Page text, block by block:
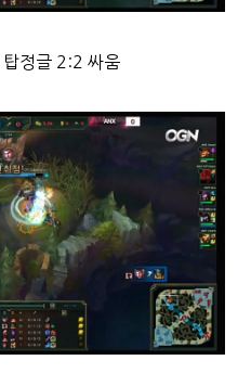
탑정글 2:2 싸움